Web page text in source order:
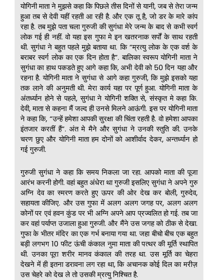
योगिनी माता ने मुझसे कहा कि पिछले तीस दिनों से यानी, जब से तेरा जन्म
हुआ तब से देवी यहीं रहती आ रही है. और एक तू है, जो डर के मारे कांप
रहा है. तब मुझे पता चला गुरुजी की सुगंधा मेरे जन्म के बाद से कभी स्वर्ग
लोक गई ही नहीं. वो यहा इस गुफा मे इन खतरनाक सर्पों के साथ रहती
थी. सुगंधा ने बहुत पहले मुझे बताया था. कि “म्रत्यु लोक के एक वर्श के
बराबर स्वर्ग लोक का एक दिन होता है”. बालिका स्वरूप योगिनी माता ने
सुगंधा का हाथ पकडते हुए आगे कहा कि, अभी देवी को 50 दिन यहा और
रहना है. योगिनी माता ने सुगंधा से आगे कहा गुरुजी, कि मुझे इसको यहा
तक लाने की अनुमती थी. मेरा कार्य यहा पर पूर्ण हुआ. योगिनी माता के
अंतर्ध्यान होने से पहले, सुगंधा ने योगिनी शक्ति से, संस्कृत मे कहा कि.
देवी, माता से कहना मैं जल्द ही उनसे मिलने आऊंगी. इस पर योगिनी माता
ने कहा कि, “उन्हें हमेशा आपकी सुरक्षा की चिंता रहती है. वो हमेशा आपका
इंतजार करतीं हैं”. अंत मे मैने और सुगंधा ने उनकी स्तुति की. उनके
चरण छुए और योगिनी माता हम दोनों को आशीर्वाद देकर, अन्तर्ध्यान हो
गई गुरुजी.
गुरुजी सुगंधा ने कहा कि समय निकला जा रहा. आपको माता की पूजा
आरंभ करनी होगी. वहां बहुत अंधेरा था गुरुजी इसलिए सुगंधा ने अपने गुरु
अग्नि देव का स्मरण करते हुए ऊपर की ओर देख कर बोली, गुरुदेव,
सहायता कीजिए. और उस गुफा में अलग अलग जगह पर, अलग अलग
कोनों पर एवं हवन कुंड पर भी अग्नि अपने आप प्रज्वलित हो गई. तब जा
कर वहां पर्याप्त उजाला हुआ गुरुजी. और मैंने उस जगह को ठीक से देखा.
गुफा के भीतर मंदिर का एक गर्भ बनाया गया था. जहा बीचो बीच एक बहुत
बड़ी लगभग 10 फीट ऊंची कंकाल नुमा माता की पत्थर की मूर्ति स्थापित
थी. उनका पूरा शरीर मानव कंकाल की तरह था. उस मूर्ति का चेहरा
देखने में ही इतना डरावना लग रहा था, कि अचानक कोई दिल का मरीज़
उस चेहरे को देख ले तो उसकी म्रत्यु निश्चित है.